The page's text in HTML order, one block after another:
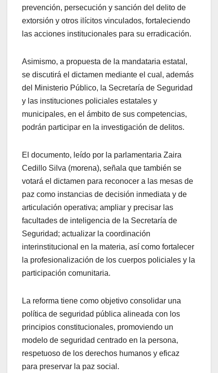
prevención, persecución y sanción del delito de
extorsión y otros ilícitos vinculados, fortaleciendo
las acciones institucionales para su erradicación.
Asimismo, a propuesta de la mandataria estatal,
se discutirá el dictamen mediante el cual, además
del Ministerio Público, la Secretaría de Seguridad
y las instituciones policiales estatales y
municipales, en el ámbito de sus competencias,
podrán participar en la investigación de delitos.
El documento, leído por la parlamentaria Zaira
Cedillo Silva (morena), señala que también se
votará el dictamen para reconocer a las mesas de
paz como instancias de decisión inmediata y de
articulación operativa; ampliar y precisar las
facultades de inteligencia de la Secretaría de
Seguridad; actualizar la coordinación
interinstitucional en la materia, así como fortalecer
la profesionalización de los cuerpos policiales y la
participación comunitaria.
La reforma tiene como objetivo consolidar una
política de seguridad pública alineada con los
principios constitucionales, promoviendo un
modelo de seguridad centrado en la persona,
respetuoso de los derechos humanos y eficaz
para preservar la paz social.